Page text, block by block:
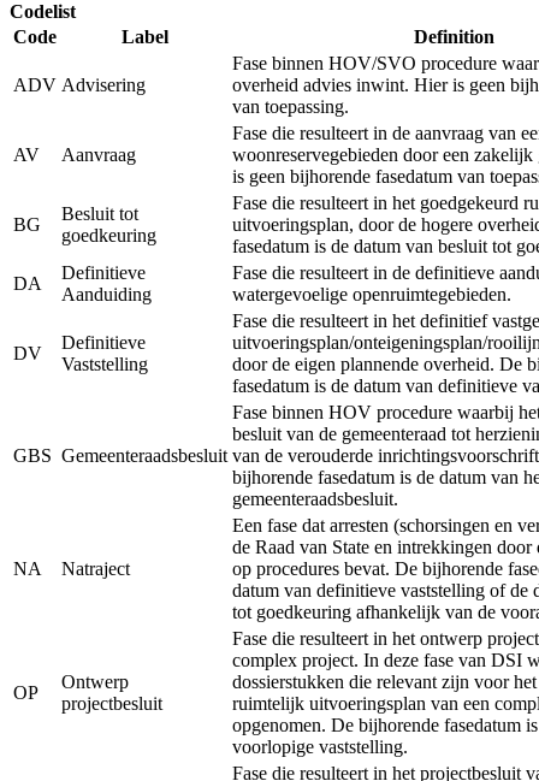
Codelist
Code
Label Definition
ADV Advisering
Fase binnen HOV/SVO procedure
overheid advies inwint. Hier is geen
van toepassing.
AV Aanvraag
Fase die resulteert in de aanvraag van
woonreservegebieden door een
is geen bijhorende fasedatum van
BG
Besluit tot
goedkeuring
Fase die resulteert in het goedgekeurd
uitvoeringsplan, door de hogere
fasedatum is de datum van besluit tot
DA
Definitieve
Aanduiding
Fase die resulteert in de definitieve
watergevoelige openruimtegebieden.
DV
Definitieve
Vaststelling
Fase die resulteert in het definitief
uitvoeringsplan/onteigeningsplan/
door de eigen plannende overheid. De
fasedatum is de datum van definitieve
GBS Gemeenteraadsbesluit
Fase binnen HOV procedure waarbij
besluit van de gemeenteraad tot
van de verouderde
bijhorende fasedatum is de datum van
gemeenteraadsbesluit.
NA Natraject
Een fase dat arresten (schorsingen en
de Raad van State en intrekkingen door
op procedures bevat. De bijhorende
datum van definitieve vaststelling of de
tot goedkeuring afhankelijk van de
OP
Ontwerp
projectbesluit
Fase die resulteert in het ontwerp
complex project. In deze fase van DSI
dossierstukken die relevant zijn voor
ruimtelijk uitvoeringsplan van een
opgenomen. De bijhorende fasedatum
voorlopige vaststelling.
Fase die resulteert in het projectbesluit